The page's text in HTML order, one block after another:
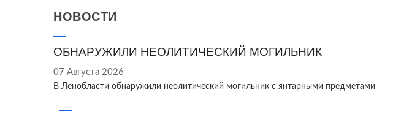
НОВОСТИ
ОБНАРУЖИЛИ НЕОЛИТИЧЕСКИЙ МОГИЛЬНИК
07 Августа 2026
В Ленобласти обнаружили неолитический могильник с янтарными предметами